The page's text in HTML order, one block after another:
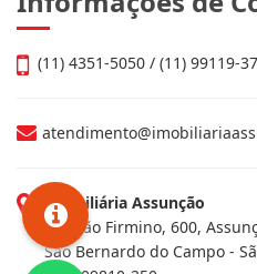
(11) 4351-5050 / (11) 99119-
Imobiliária Assunção
Av. João Firmino, 600,
São Bernardo do Campo -